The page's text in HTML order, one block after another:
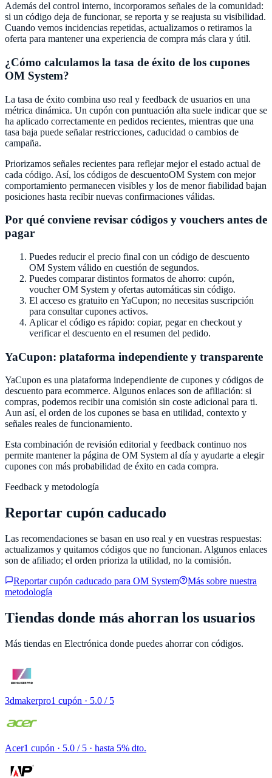
Además del control interno, incorporamos señales de la comunidad:
si un código deja de funcionar, se reporta y se reajusta su visibilidad.
Cuando vemos incidencias repetidas, actualizamos o retiramos la
oferta para mantener una experiencia de compra más clara y útil.
¿Cómo calculamos la tasa de éxito de los cupones
OM System?
La tasa de éxito combina uso real y feedback de usuarios en una
métrica dinámica. Un cupón con puntuación alta suele indicar que se
ha aplicado correctamente en pedidos recientes, mientras que una
tasa baja puede señalar restricciones, caducidad o cambios de
campaña.
Priorizamos señales recientes para reflejar mejor el estado actual de
cada código. Así, los códigos de descuentoOM System con mejor
comportamiento permanecen visibles y los de menor fiabilidad bajan
posiciones hasta recibir nuevas confirmaciones válidas.
Por qué conviene revisar códigos y vouchers antes de
pagar
Puedes reducir el precio final con un código de descuento
OM System válido en cuestión de segundos.
Puedes comparar distintos formatos de ahorro: cupón,
voucherOM System y ofertas automáticas sin código.
El acceso es gratuito en YaCupon; no necesitas suscripción
para consultar cupones activos.
Aplicar el código es rápido: copiar, pegar en checkout y
verificar el descuento en el resumen del pedido.
YaCupon: plataforma independiente y transparente
YaCupon es una plataforma independiente de cupones y códigos de
descuento para ecommerce. Algunos enlaces son de afiliación: si
compras, podemos recibir una comisión sin coste adicional para ti.
Aun así, el orden de los cupones se basa en utilidad, contexto y
señales reales de funcionamiento.
Esta combinación de revisión editorial y feedback continuo nos
permite mantener la página de OM System al día y ayudarte a elegir
cupones con más probabilidad de éxito en cada compra.
Feedback y metodología
Reportar cupón caducado
Las recomendaciones se basan en uso real y en vuestras respuestas:
actualizamos y quitamos códigos que no funcionan. Algunos enlaces
son de afiliado; el orden prioriza la utilidad, no la comisión.
Reportar cupón caducado para OM System
Más sobre nuestra
metodología
Tiendas donde más ahorran los usuarios
Más tiendas en Electrónica donde puedes ahorrar con códigos.
3dmakerpro1 cupón · 5.0 / 5
Acer1 cupón · 5.0 / 5 · hasta 5% dto.